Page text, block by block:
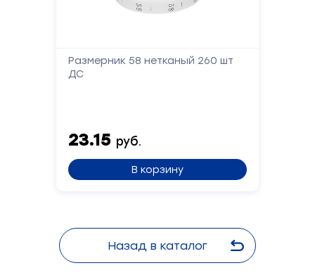
Размерник 58 нетканый 260 шт
ДС
23.15 руб.
В корзину
Назад в каталог